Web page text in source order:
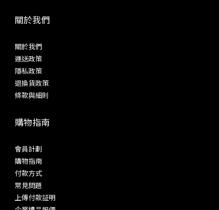
關於我們
關於我們
運送政策
隱私政策
退換貨政策
條款與細則
購物指南
會員計劃
購物指南
付款方式
常見問題
上傳付款証明